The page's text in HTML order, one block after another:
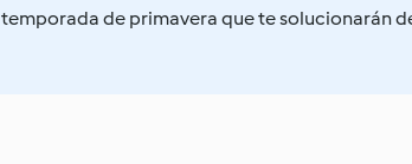
temporada de primavera que te solucionarán